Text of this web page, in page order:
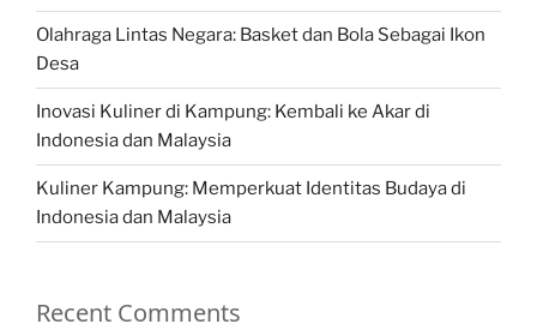
Olahraga Lintas Negara: Basket dan Bola Sebagai Ikon
Desa
Inovasi Kuliner di Kampung: Kembali ke Akar di
Indonesia dan Malaysia
Kuliner Kampung: Memperkuat Identitas Budaya di
Indonesia dan Malaysia
Recent Comments